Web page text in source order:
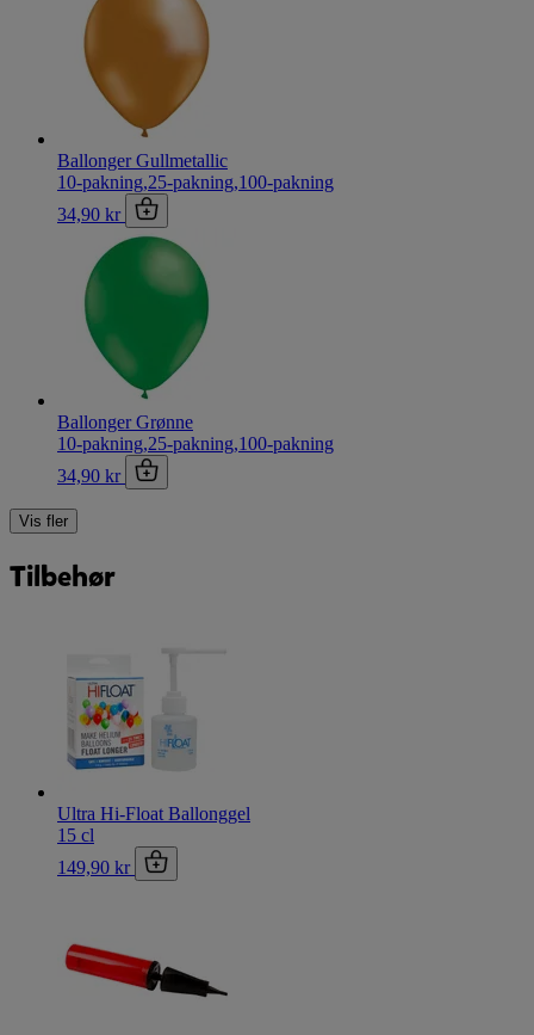
Ballonger Gullmetallic
10-pakning,25-pakning,100-pakning
34,90 kr
Ballonger Grønne
10-pakning,25-pakning,100-pakning
34,90 kr
Vis fler
Tilbehør
Ultra Hi-Float Ballonggel
15 cl
149,90 kr